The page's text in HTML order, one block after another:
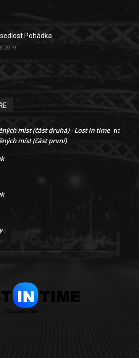
Pohádka
míst (část druhá) - Lost in time na
míst (část první)